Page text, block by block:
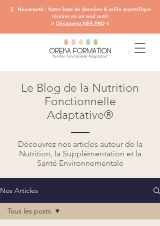
🧬 Nouveauté : Votre base de données & veille scientifique
réunies en un seul outil
> Découvrez NFA PRO<
Le Blog de la Nutrition
Fonctionnelle
Adaptative®
Découvrez nos articles autour de la
Nutrition, la Supplémentation et la
Santé Environnementale
Nos Articles
Tous les posts